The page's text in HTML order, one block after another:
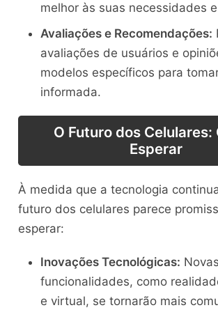
melhor às suas necessidades
Avaliações e Recomendações:
avaliações de usuários e
modelos específicos para
informada.
O Futuro dos Celulares:
Esperar
À medida que a tecnologia
futuro dos celulares parece
esperar:
Inovações Tecnológicas: Novas
funcionalidades, como
e virtual, se tornarão mais